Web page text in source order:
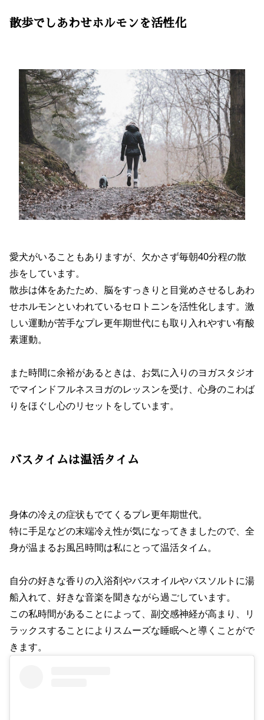
散歩でしあわせホルモンを活性化
愛犬がいることもありますが、欠かさず毎朝40分程の散
歩をしています。
散歩は体をあたため、脳をすっきりと目覚めさせるしあわ
せホルモンといわれているセロトニンを活性化します。激
しい運動が苦手なプレ更年期世代にも取り入れやすい有酸
素運動。
また時間に余裕があるときは、お気に入りのヨガスタジオ
でマインドフルネスヨガのレッスンを受け、心身のこわば
りをほぐし心のリセットをしています。
バスタイムは温活タイム
身体の冷えの症状もでてくるプレ更年期世代。
特に手足などの末端冷え性が気になってきましたので、全
身が温まるお風呂時間は私にとって温活タイム。
自分の好きな香りの入浴剤やバスオイルやバスソルトに湯
船入れて、好きな音楽を聞きながら過ごしています。
この私時間があることによって、副交感神経が高まり、リ
ラックスすることによりスムーズな睡眠へと導くことがで
きます。